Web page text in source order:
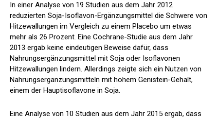
In einer Analyse von 19 Studien aus dem Jahr 2012
reduzierten Soja-Isoflavon-Ergänzungsmittel die Schwere von
Hitzewallungen im Vergleich zu einem Placebo um etwas
mehr als 26 Prozent. Eine Cochrane-Studie aus dem Jahr
2013 ergab keine eindeutigen Beweise dafür, dass
Nahrungsergänzungsmittel mit Soja oder Isoflavonen
Hitzewallungen lindern. Allerdings zeigte sich ein Nutzen von
Nahrungsergänzungsmitteln mit hohem Genistein-Gehalt,
einem der Hauptisoflavone in Soja.
Eine Analyse von 10 Studien aus dem Jahr 2015 ergab, dass